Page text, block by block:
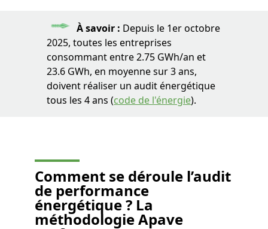
À savoir : Depuis le 1er octobre
2025, toutes les entreprises
consommant entre 2.75 GWh/an et
23.6 GWh, en moyenne sur 3 ans,
doivent réaliser un audit énergétique
tous les 4 ans (code de l'énergie).
Comment se déroule l’audit
de performance
énergétique? La
méthodologie Apave